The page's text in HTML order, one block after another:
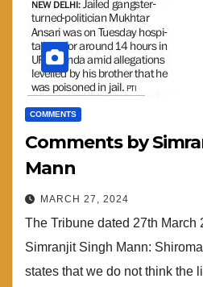
COMMENTS
Comments by
Mann
MARCH 27, 2024
The Tribune dated 27th March
Simranjit Singh Mann:
states that we do not think the